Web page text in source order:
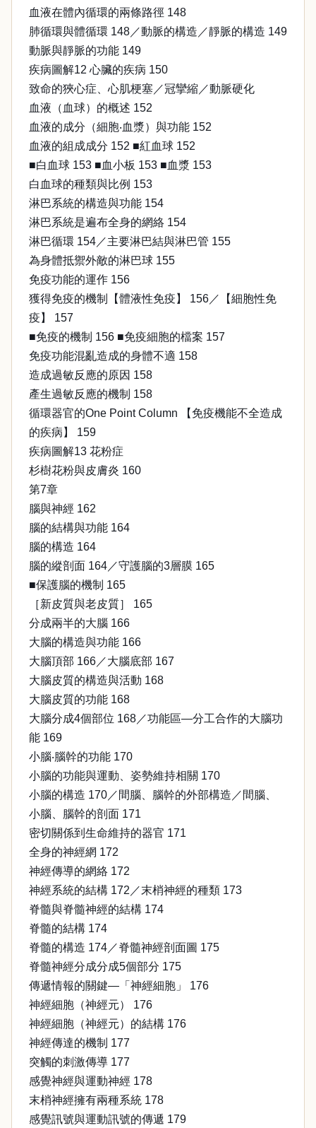
血液在體內循環的兩條路徑 148
肺循環與體循環 148／動脈的構造／靜脈的構造 149
動脈與靜脈的功能 149
疾病圖解12 心臟的疾病 150
致命的狹心症、心肌梗塞／冠攣縮／動脈硬化
血液（血球）的概述 152
血液的成分（細胞‧血漿）與功能 152
血液的組成成分 152 ■紅血球 152
■白血球 153 ■血小板 153 ■血漿 153
白血球的種類與比例 153
淋巴系統的構造與功能 154
淋巴系統是遍布全身的網絡 154
淋巴循環 154／主要淋巴結與淋巴管 155
為身體抵禦外敵的淋巴球 155
免疫功能的運作 156
獲得免疫的機制【體液性免疫】 156／【細胞性免
疫】 157
■免疫的機制 156 ■免疫細胞的檔案 157
免疫功能混亂造成的身體不適 158
造成過敏反應的原因 158
產生過敏反應的機制 158
循環器官的One Point Column 【免疫機能不全造成
的疾病】 159
疾病圖解13 花粉症
杉樹花粉與皮膚炎 160
第7章
腦與神經 162
腦的結構與功能 164
腦的構造 164
腦的縱剖面 164／守護腦的3層膜 165
■保護腦的機制 165
［新皮質與老皮質］ 165
分成兩半的大腦 166
大腦的構造與功能 166
大腦頂部 166／大腦底部 167
大腦皮質的構造與活動 168
大腦皮質的功能 168
大腦分成4個部位 168／功能區—分工合作的大腦功
能 169
小腦‧腦幹的功能 170
小腦的功能與運動、姿勢維持相關 170
小腦的構造 170／間腦、腦幹的外部構造／間腦、
小腦、腦幹的剖面 171
密切關係到生命維持的器官 171
全身的神經網 172
神經傳導的網絡 172
神經系統的結構 172／末梢神經的種類 173
脊髓與脊髓神經的結構 174
脊髓的結構 174
脊髓的構造 174／脊髓神經剖面圖 175
脊髓神經分成分成5個部分 175
傳遞情報的關鍵—「神經細胞」 176
神經細胞（神經元） 176
神經細胞（神經元）的結構 176
神經傳達的機制 177
突觸的刺激傳導 177
感覺神經與運動神經 178
末梢神經擁有兩種系統 178
感覺訊號與運動訊號的傳遞 179